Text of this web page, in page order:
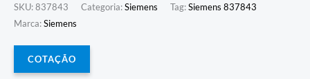
SKU:837843 Categoria:Siemens Tag:Siemens 837843
Marca:Siemens
COTAÇÃO